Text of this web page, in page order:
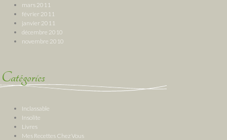
mars 2011
février 2011
janvier 2011
décembre 2010
novembre 2010
Catégories
Inclassable
Insolite
Livres
Mes Recettes Chez Vous